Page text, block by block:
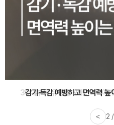
감기·독감 예방하고 면역력
< 3